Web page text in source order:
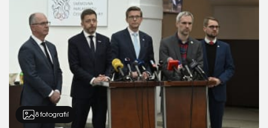
8 fotografií